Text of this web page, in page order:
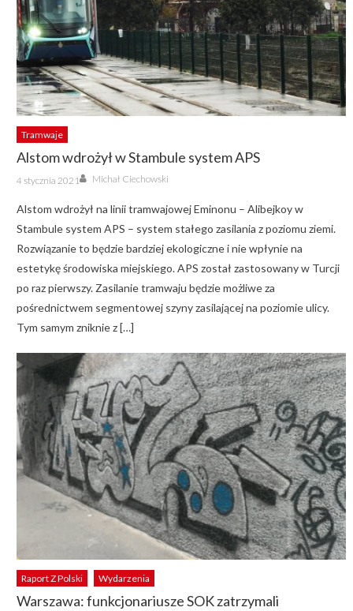
Tramwaje
Alstom wdrożył w Stambule system APS
Posted
on
4 stycznia 2021 Author
Michał Ciechowski
Alstom wdrożył na linii tramwajowej Eminonu – Alibejkoy w
Stambule system APS – system stałego zasilania z poziomu ziemi.
Rozwiązanie to będzie bardziej ekologiczne i nie wpłynie na
estetykę środowiska miejskiego. APS został zastosowany w Turcji
po raz pierwszy. Zasilanie tramwaju będzie możliwe za
pośrednictwem segmentowej szyny zasilającej na poziomie ulicy.
Tym samym zniknie z […]
Raport Z Polski Wydarzenia
Warszawa: funkcjonariusze SOK zatrzymali